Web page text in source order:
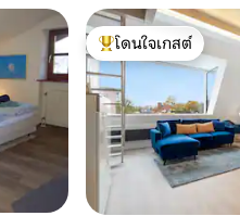
โดนใจเกสต์ที่สุด
โดนใจเกสต์